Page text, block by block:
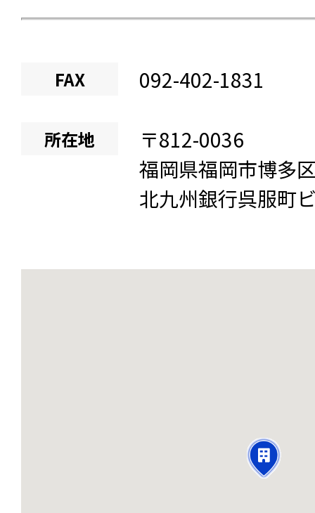
FAX 092-402-1831
所在地 〒812-0036
福岡県福岡市博多
北九州銀行呉服町